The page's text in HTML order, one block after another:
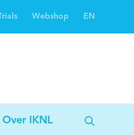
Webshop EN
Over IKNL